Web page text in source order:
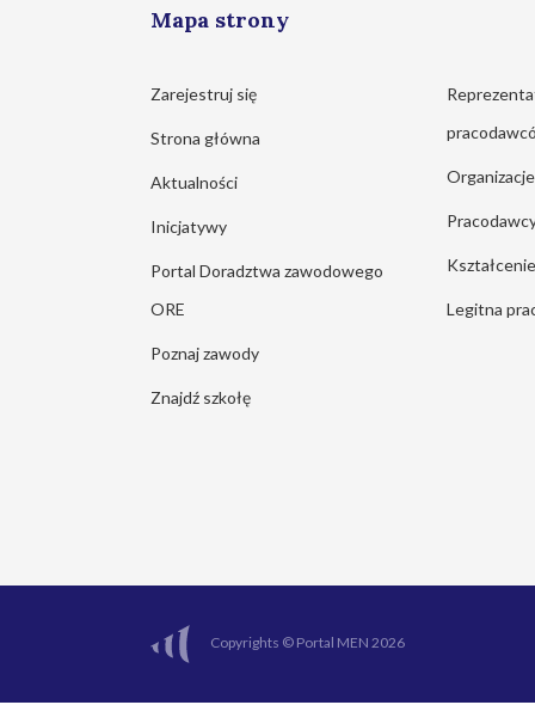
Mapa strony
Zarejestruj się
Strona główna
Aktualności
Inicjatywy
Portal Doradztwa zawodowego
ORE
Poznaj zawody
Znajdź szkołę
Legitna
Copyrights © Portal MEN 2026